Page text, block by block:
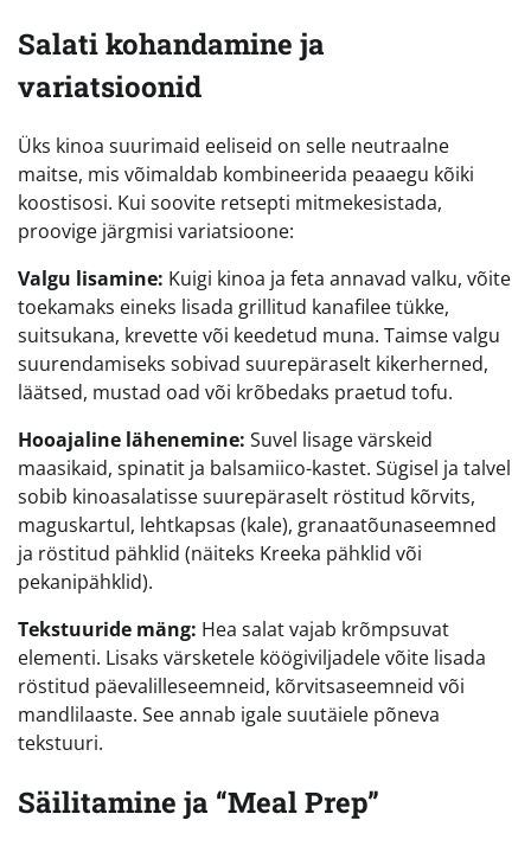
Salati kohandamine ja
variatsioonid
Üks kinoa suurimaid eeliseid on selle neutraalne
maitse, mis võimaldab kombineerida peaaegu kõiki
koostisosi. Kui soovite retsepti mitmekesistada,
proovige järgmisi variatsioone:
Valgu lisamine: Kuigi kinoa ja feta annavad valku, võite
toekamaks eineks lisada grillitud kanafilee tükke,
suitsukana, krevette või keedetud muna. Taimse valgu
suurendamiseks sobivad suurepäraselt kikerherned,
läätsed, mustad oad või krõbedaks praetud tofu.
Hooajaline lähenemine: Suvel lisage värskeid
maasikaid, spinatit ja balsamiico-kastet. Sügisel ja talvel
sobib kinoasalatisse suurepäraselt röstitud kõrvits,
maguskartul, lehtkapsas (kale), granaatõunaseemned
ja röstitud pähklid (näiteks Kreeka pähklid või
pekanipähklid).
Tekstuuride mäng: Hea salat vajab krõmpsuvat
elementi. Lisaks värsketele köögiviljadele võite lisada
röstitud päevalilleseemneid, kõrvitsaseemneid või
mandlilaaste. See annab igale suutäiele põneva
tekstuuri.
Säilitamine ja “Meal Prep”